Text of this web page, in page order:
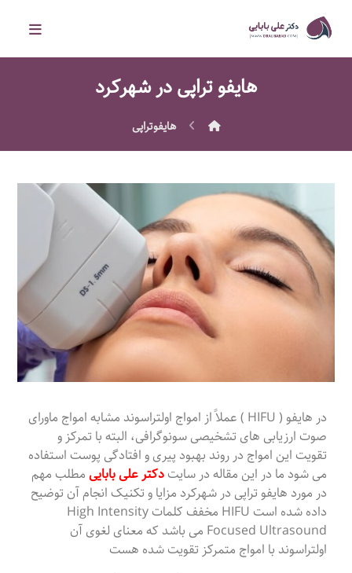
هایفو تراپی در شهرکرد
هايفوتراپی
در هایفو ( HIFU ) عملاً از امواج اولتراسوند مشابه امواج ماورای
صوت ارزیابی های تشخیصی سونوگرافی، البته با تمرکز و
تقویت این امواج در روند بهبود پیری و افتادگی پوست استفاده
می شود ما در این مقاله در سایتدکتر علی باباییمطلب مهم
در مورد هایفو تراپی در شهرکرد مزایا و تکنیک انجام آن توضیح
داده شده است HIFU مخفف کلمات High Intensity
Focused Ultrasound می باشد که معنای لغوی آن
اولتراسوند با امواج متمرکز تقویت شده هست